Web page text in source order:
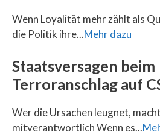
Wenn Loyalität mehr zählt als
die Politik ihre...Mehr dazu
Staatsversagen beim
Terroranschlag auf
Wer die Ursachen leugnet,
mitverantwortlich Wenn es...